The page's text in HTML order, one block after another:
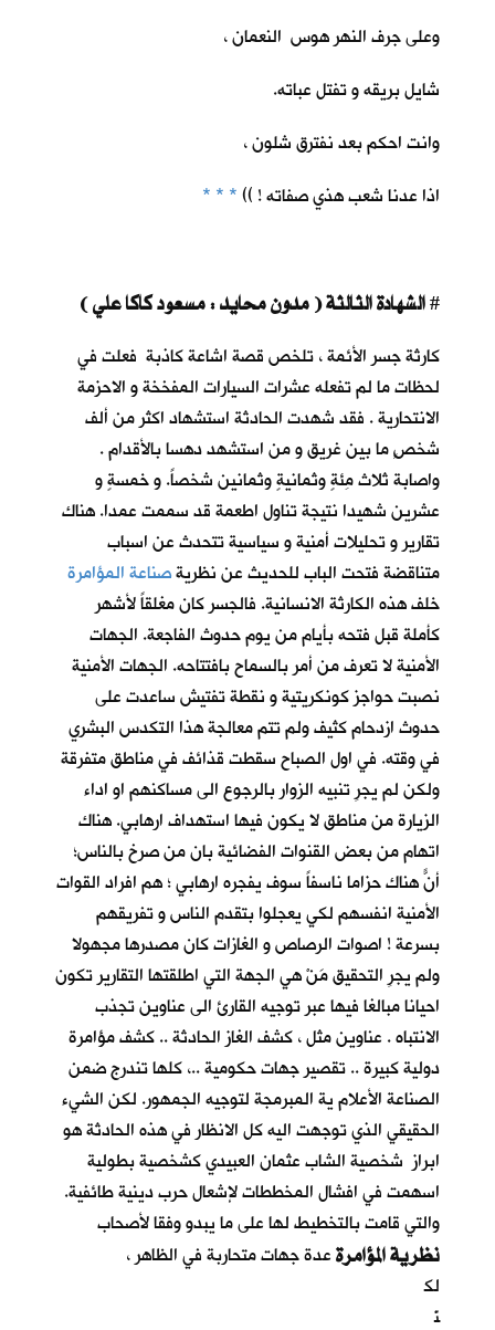
وعلى جرف النهر هوس النعمان ،
شايل بريقه و تفتل عباته.
وانت احكم بعد نفترق شلون ،
اذا عدنا شعب هذي صفاته ! ))* * *
# الشهادة الثالثة ( مدون محايد : مسعود كاكا علي )
كارثة جسر الأئمة ، تلخص قصة اشاعة كاذبة فعلت في
لحظات ما لم تفعله عشرات السيارات المفخخة و الاحزمة
الانتحارية . فقد شهدت الحادثة استشهاد اكثر من ألف
شخصٍ ما بين غريق و من استشهد دهسا بالأقدام .
واصابة ثلاث مِئةٍ وثمانيةٍ وثمانين شخصاً. و خمسةٍ و
عشرين شهيدا نتيجة تناول اطعمة قد سممت عمدا. هناك
تقارير و تحليلات أمنية و سياسية تتحدث عن اسباب
متناقضة فتحت الباب للحديث عن نظريةصناعة المؤامرة
خلف هذه الكارثة الانسانية. فالجسر كان مغلقاً لأشهر
كأملة قبل فتحه بأيام من يوم حدوث الفاجعة. الجهات
الأمنية لا تعرف من أمر بالسماح بافتتاحه. الجهات الأمنية
نصبت حواجز كونكريتية و نقطة تفتيش ساعدت على
حدوث ازدحام كثيف ولم تتم معالجة هذا التكدس البشري
في وقته. في اول الصباح سقطت قذائف في مناطق متفرقة
ولكن لم يجرِ تنبيه الزوار بالرجوع الى مساكنهم او اداء
الزيارة من مناطق لا يكون فيها استهداف ارهابي. هناك
اتهام من بعض القنوات الفضائية بان من صرخ بالناس؛
أنّ هناك حزاماً ناسفاً سوف يفجره ارهابي ؛ هم افراد القوات
الأمنية انفسهم لكي يعجلوا بتقدم الناس و تفريقهم
بسرعة ! اصوات الرصاص و الغازات كان مصدرها مجهولا
ولم يجرِ التحقيق مَنْ هي الجهة التي اطلقتها التقارير تكون
احيانا مبالغا فيها عبر توجيه القارئ الى عناوين تجذب
الانتباه . عناوين مثل ، كشف الغاز الحادثة .. كشف مؤامرة
دولية كبيرة .. تقصير جهات حكومية ..، كلها تندرج ضمن
الصناعة الأعلام ية المبرمجة لتوجيه الجمهور. لكن الشيء
الحقيقي الذي توجهت اليه كل الانظار في هذه الحادثة هو
ابراز شخصية الشاب عثمان العبيدي كشخصية بطولية
اسهمت في افشال المخططات لإشعال حرب دينية طائفية.
والتي قامت بالتخطيط لها على ما يبدو وفقا لأصحاب
نظرية المؤامرةعدة جهات متحاربة في الظاهر ،
لك
نّ